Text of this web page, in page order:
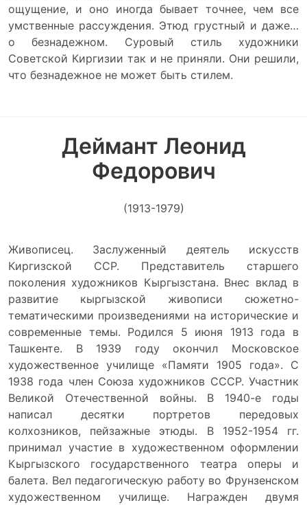
ощущение, и оно иногда бывает точнее, чем все
умственные рассуждения. Этюд грустный и даже…
о безнадежном. Суровый стиль художники
Советской Киргизии так и не приняли. Они решили,
что безнадежное не может быть стилем.
Деймант Леонид
Федорович
(1913-1979)
Живописец. Заслуженный деятель искусств
Киргизской ССР. Представитель старшего
поколения художников Кыргызстана. Внес вклад в
развитие кыргызской живописи сюжетно-
тематическими произведениями на исторические и
современные темы. Родился 5 июня 1913 года в
Ташкенте. В 1939 году окончил Московское
художественное училище «Памяти 1905 года». С
1938 года член Союза художников СССР. Участник
Великой Отечественной войны. В 1940-е годы
написал десятки портретов передовых
колхозников, пейзажные этюды. В 1952-1954 гг.
принимал участие в художественном оформлении
Кыргызского государственного театра оперы и
балета. Вел педагогическую работу во Фрунзенском
художественном училище. Награжден двумя